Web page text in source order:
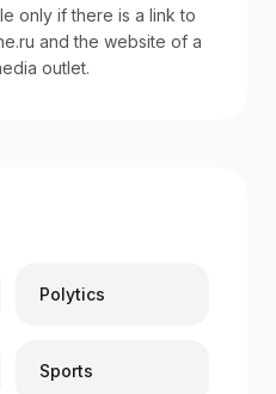
only if there is a link to
and the website of a
outlet.
Polytics
Sports